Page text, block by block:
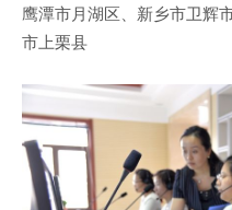
鹰潭市月湖区、新乡市卫辉
市上栗县